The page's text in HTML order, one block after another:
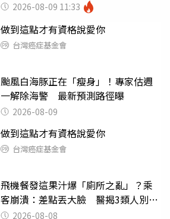
2026-08-09 11:33
做到這點才有資格說愛你
台灣癌症基金會
颱風白海豚正在「瘦身」！專家估週
一解除海警 最新預測路徑曝
2026-08-09
做到這點才有資格說愛你
台灣癌症基金會
飛機餐發這果汁爆「廁所之亂」？乘
客崩潰：差點丟大臉 醫揭3類人別亂
喝 2026-08-08